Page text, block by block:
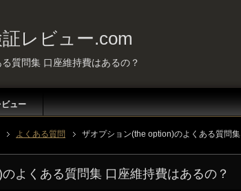
レビュー.com
質問集 口座維持費はあるの？
ュー
よくある質問 ザオプション(the option)のよくある質問
よくある質問集 口座維持費はあるの？